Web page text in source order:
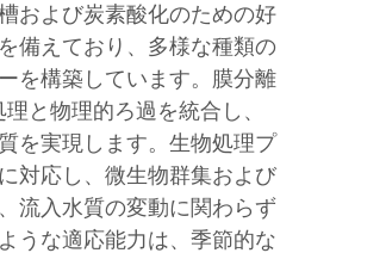
および炭素酸化のための好
備えており、多様な種類の
を構築しています。膜分離
と物理的ろ過を統合し、
を実現します。生物処理プ
対応し、微生物群集および
流入水質の変動に関わらず
うな適応能力は、季節的な